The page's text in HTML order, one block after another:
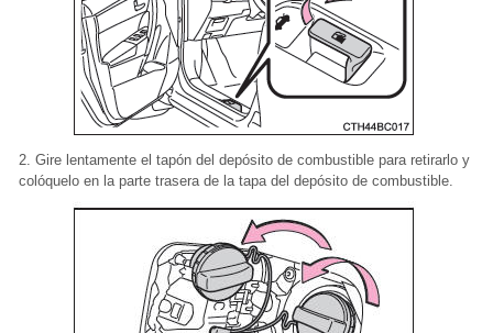
2. Gire lentamente el tapón del depósito de combustible para retirarlo y
colóquelo en la parte trasera de la tapa del depósito de combustible.